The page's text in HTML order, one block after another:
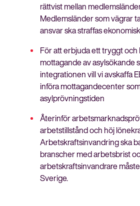
rättvist mellan
Medlemsländer som vägrar
ansvar ska straffas
För att erbjuda ett tryggt och
mottagande av asylsökande
integrationen vill vi avskaffa
införa mottagandecenter
asylprövningstiden
Återinför
arbetstillstånd och höj
Arbetskraftsinvandring ska
branscher med arbetsbrist
arbetskraftsinvandrare
Sverige.